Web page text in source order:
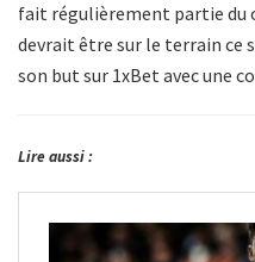
fait régulièrement partie du
devrait être sur le terrain ce
son but sur 1xBet avec une
Lire aussi :